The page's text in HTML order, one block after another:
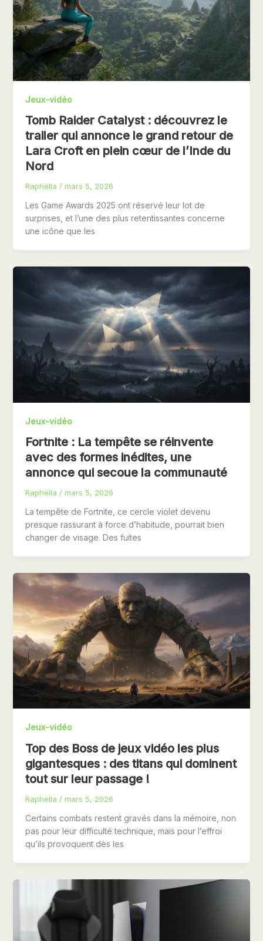
Jeux-vidéo
Tomb Raider Catalyst : découvrez le
trailer qui annonce le grand retour de
Lara Croft en plein cœur de l’Inde du
Nord
Raphëlla / mars 5, 2026
Les Game Awards 2025 ont réservé leur lot de
surprises, et l’une des plus retentissantes concerne
une icône que les
Jeux-vidéo
Fortnite : La tempête se réinvente
avec des formes inédites, une
annonce qui secoue la communauté
Raphëlla / mars 5, 2026
La tempête de Fortnite, ce cercle violet devenu
presque rassurant à force d’habitude, pourrait bien
changer de visage. Des fuites
Jeux-vidéo
Top des Boss de jeux vidéo les plus
gigantesques : des titans qui dominent
tout sur leur passage !
Raphëlla / mars 5, 2026
Certains combats restent gravés dans la mémoire, non
pas pour leur difficulté technique, mais pour l’effroi
qu’ils provoquent dès les